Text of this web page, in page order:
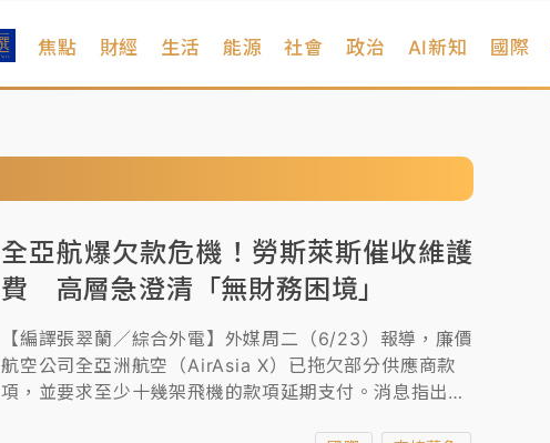
焦點 財經 生活 能源 社會 政治 AI新知 國際
全亞航爆欠款危機！勞斯萊斯催收維護
費 高層急澄清「無財務困境」
【編譯張翠蘭／綜合外電】外媒周二（6/23）報導，廉價
航空公司全亞洲航空（AirAsia X）已拖欠部分供應商款
項，並要求至少十幾架飛機的款項延期支付。消息指出，